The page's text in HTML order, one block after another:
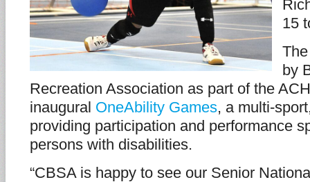
15
by
Recreation Association as part of the
inaugural OneAbility Games, a multi-
providing participation and performance
persons with disabilities.
“CBSA is happy to see our Senior